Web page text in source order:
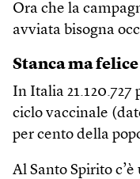
Ora che la
avviata bisogna
Stanca ma felice
In Italia
ciclo vaccinale
per cento della
Al Santo Spirito